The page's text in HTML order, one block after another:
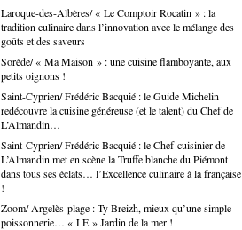
Laroque-des-Albères/ « Le Comptoir Rocatin » : la
tradition culinaire dans l’innovation avec le mélange des
goûts et des saveurs
Sorède/ « Ma Maison » : une cuisine flamboyante, aux
petits oignons !
Saint-Cyprien/ Frédéric Bacquié : le Guide Michelin
redécouvre la cuisine généreuse (et le talent) du Chef de
L’Almandin…
Saint-Cyprien/ Frédéric Bacquié : le Chef-cuisinier de
L’Almandin met en scène la Truffe blanche du Piémont
dans tous ses éclats… l’Excellence culinaire à la française
!
Zoom/ Argelès-plage : Ty Breizh, mieux qu’une simple
poissonnerie… « LE » Jardin de la mer !